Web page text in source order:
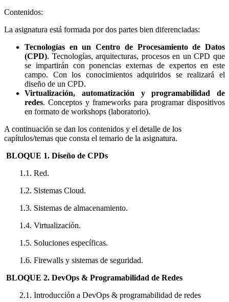
Contenidos:
La asignatura está formada por dos partes bien diferenciadas:
Tecnologías en un Centro de Procesamiento de Datos
(CPD). Tecnologías, arquitecturas, procesos en un CPD que
se impartirán con ponencias externas de expertos en este
campo. Con los conocimientos adquiridos se realizará el
diseño de un CPD.
Virtualización, automatización y programabilidad de
redes. Conceptos y frameworks para programar dispositivos
en formato de workshops (laboratorio).
A continuación se dan los contenidos y el detalle de los
capítulos/temas que consta el temario de la asignatura.
BLOQUE 1. Diseño de CPDs
1.1. Red.
1.2. Sistemas Cloud.
1.3. Sistemas de almacenamiento.
1.4. Virtualización.
1.5. Soluciones específicas.
1.6. Firewalls y sistemas de seguridad.
BLOQUE 2. DevOps & Programabilidad de Redes
2.1. Introducción a DevOps & programabilidad de redes